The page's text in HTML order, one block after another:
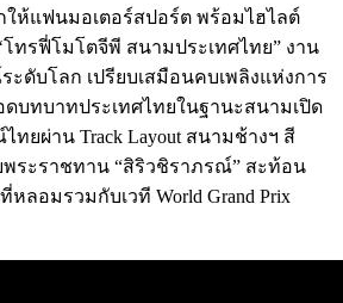
ห้แฟนมอเตอร์สปอร์ต พร้อมไฮไลต์
ทรฟี่โมโตจีพี สนามประเทศไทย” งาน
ดับโลก เปรียบเสมือนคบเพลิงแห่งการ
บทบาทประเทศไทยในฐานะสนามเปิด
ยผ่าน Track Layout สนามช้างฯ สี
พระราชทาน “สิริวชิราภรณ์” สะท้อน
ลอมรวมกับเวที World Grand Prix